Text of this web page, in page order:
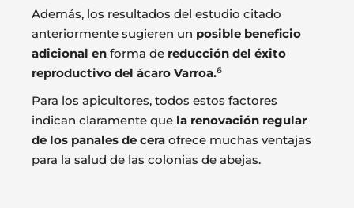
Además, los resultados del estudio citado
anteriormente sugieren un posible beneficio
adicional en forma de reducción del éxito
reproductivo del ácaro Varroa.6
Para los apicultores, todos estos factores
indican claramente que la renovación regular
de los panales de cera ofrece muchas ventajas
para la salud de las colonias de abejas.